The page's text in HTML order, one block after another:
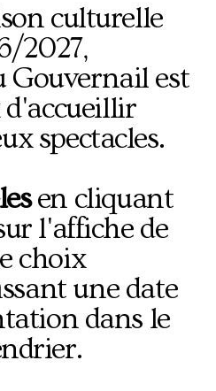
culturelle
2027,
Gouvernail est
spectacles.
en cliquant
l'affiche de
choix
une date
dans le